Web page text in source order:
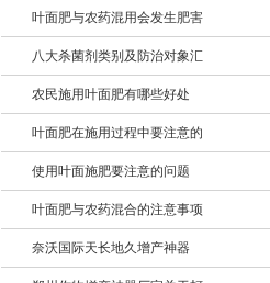
叶面肥与农药混用会发生肥害
八大杀菌剂类别及防治对象汇
农民施用叶面肥有哪些好处
叶面肥在施用过程中要注意的
使用叶面施肥要注意的问题
叶面肥与农药混合的注意事项
奈沃国际天长地久增产神器